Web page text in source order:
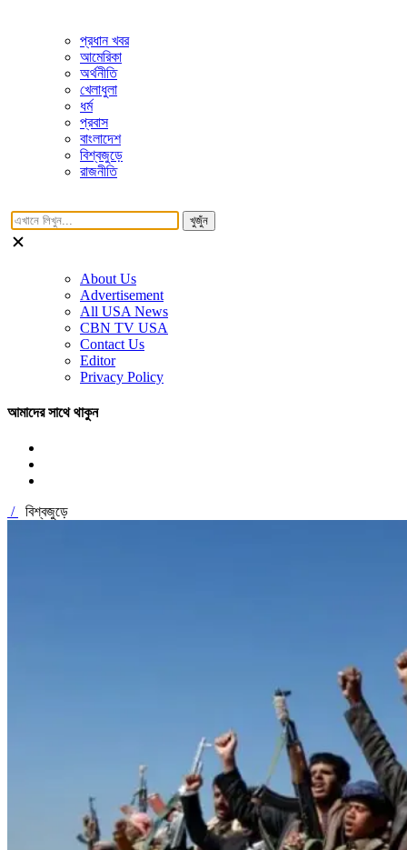
প্রধান খবর
আমেরিকা
অর্থনীতি
খেলাধুলা
ধর্ম
প্রবাস
বাংলাদেশ
বিশ্বজুড়ে
রাজনীতি
খুজুঁন
About Us
Advertisement
All USA News
CBN TV USA
Contact Us
Editor
Privacy Policy
আমাদের সাথে থাকুন
/ বিশ্বজুড়ে